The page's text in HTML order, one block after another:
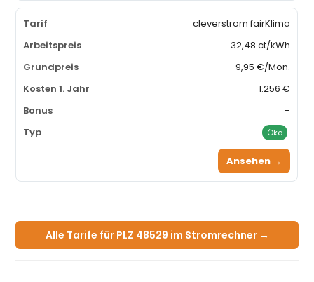
cleverstrom fairKlima
32,48 ct/kWh
9,95 €/Mon.
1.256 €
–
Öko
Ansehen →
Alle Tarife für PLZ 48529 im Stromrechner →